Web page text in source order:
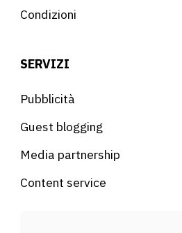
Condizioni
SERVIZI
Pubblicità
Guest blogging
Media partnership
Content service